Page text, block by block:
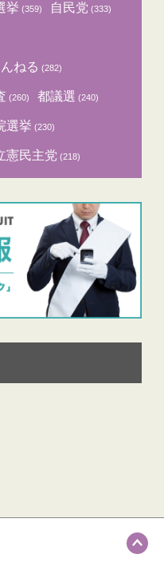
挙 (359) 自民党 (333)
ねる (282)
(260) 都議選 (240)
選挙 (230)
憲民主党 (218)